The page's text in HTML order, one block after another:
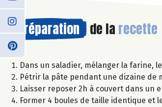
Préparation de la recette
Dans un saladier, mélanger la farine,
Pétrir la pâte pendant une dizaine de
Laisser reposer 2h à couvert dans un
Former 4 boules de taille identique et